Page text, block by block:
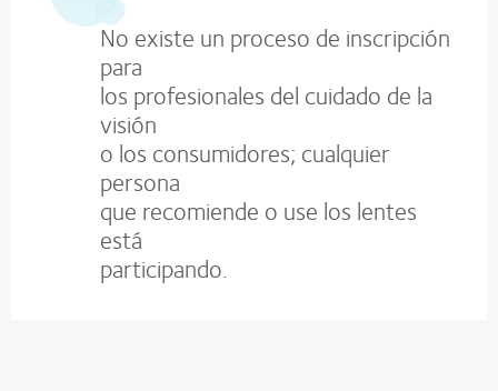
No existe un proceso de inscripción
para
los profesionales del cuidado de la
visión
o los consumidores; cualquier
persona
que recomiende o use los lentes
está
participando.